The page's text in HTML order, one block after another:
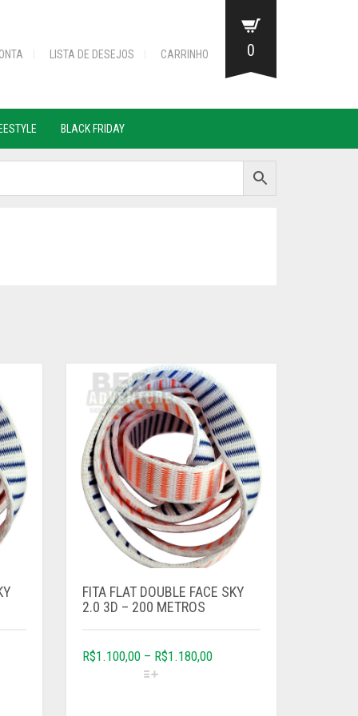
LISTA DE DESEJOS CARRINHO 0
BLACK FRIDAY
FITA FLAT DOUBLE FACE SKY
2.0 3D – 200 METROS
R$1.100,00 – R$1.180,00